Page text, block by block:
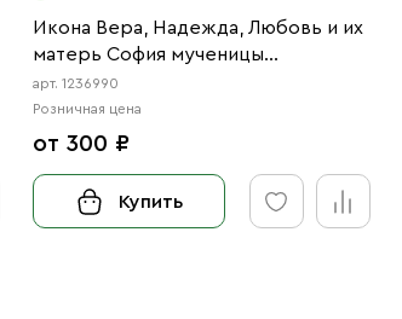
Икона Вера, Надежда, Любовь и их
матерь София мученицы
(АРТ.06990)
арт. 1236990
Розничная цена
от 300 ₽
Купить